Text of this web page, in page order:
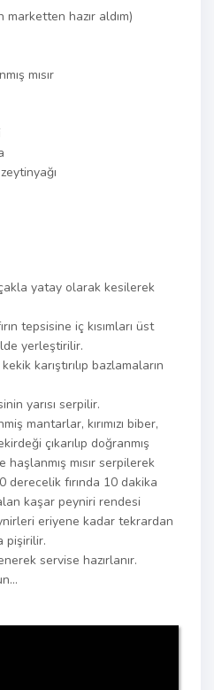
hazır aldım)
mısır
yatay olarak kesilerek
tepsisine iç kısımları üst
yerleştirilir.
karıştırılıp bazlamaların
yarısı serpilir.
mantarlar, kırımızı biber,
çıkarılıp doğranmış
mısır serpilerek
derecelik fırında 10 dakika
kaşar peyniri rendesi
eriyene kadar tekrardan
pişirilir.
servise hazırlanır.